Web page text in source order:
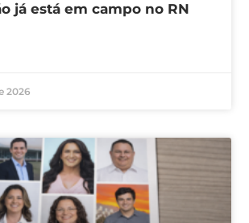
já está em campo no RN
2026